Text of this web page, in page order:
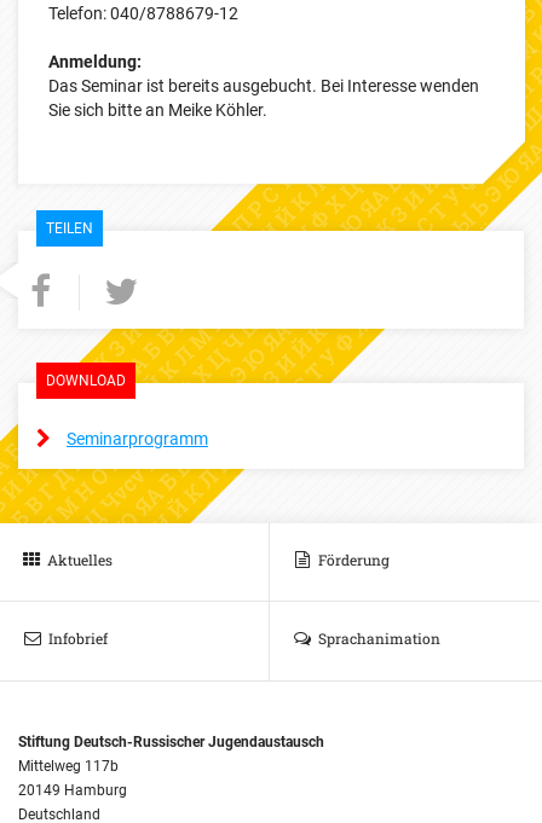
Telefon: 040/8788679-12
Anmeldung:
Das Seminar ist bereits ausgebucht. Bei Interesse wenden
Sie sich bitte an Meike Köhler.
TEILEN
DOWNLOAD
Seminarprogramm
Aktuelles Förderung
Infobrief Sprachanimation
Stiftung Deutsch-Russischer Jugendaustausch
Mittelweg 117b
20149 Hamburg
Deutschland